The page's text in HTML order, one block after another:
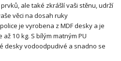
ale také zkrášlí vaši stěnu, udrží
věci na dosah ruky
je vyrobena z MDF desky a je
10 kg. S bílým matným PU
desky vodoodpudivé a snadno se